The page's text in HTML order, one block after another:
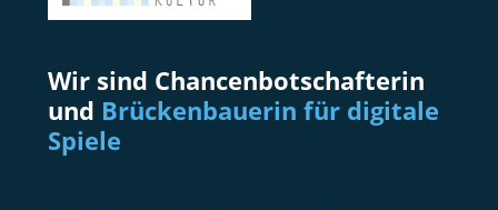
Wir sind Chancenbotschafterin
und Brückenbauerin für digitale
Spiele